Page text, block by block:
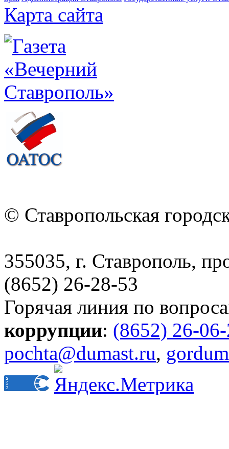
Карта сайта
© Ставропольская
355035, г. Ставрополь,
(8652) 26-28-53
Горячая линия по
коррупции: (8652) 26-
pochta@dumast.ru,